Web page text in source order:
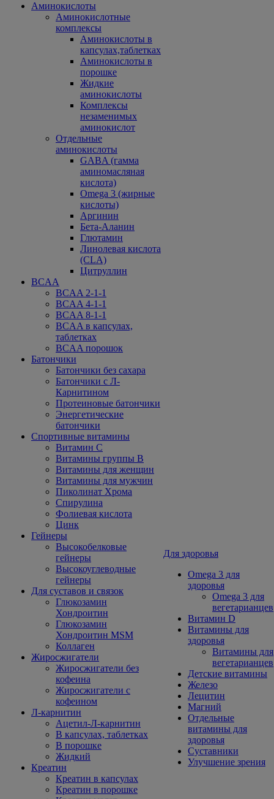
Аминокислоты
Аминокислотные
комплексы
Аминокислоты в
капсулах,таблетках
Аминокислоты в
порошке
Жидкие
аминокислоты
Комплексы
незаменимых
аминокислот
Отдельные
аминокислоты
GABA (гамма
аминомасляная
кислота)
Omega 3 (жирные
кислоты)
Аргинин
Бета-Аланин
Глютамин
Линолевая кислота
(CLA)
Цитруллин
BCAA
BCAA 2-1-1
BCAA 4-1-1
BCAA 8-1-1
BCAA в капсулах,
таблетках
BCAA порошок
Батончики
Батончики без сахара
Батончики с Л-
Карнитином
Протеиновые батончики
Энергетические
батончики
Спортивные витамины
Витамин С
Витамины группы В
Витамины для женщин
Витамины для мужчин
Пиколинат Хрома
Спирулина
Фолиевая кислота
Цинк
Гейнеры
Высокобелковые
гейнеры
Высокоуглеводные
гейнеры
Для суставов и связок
Глюкозамин
Хондроитин
Глюкозамин
Хондроитин MSM
Коллаген
Жиросжигатели
Жиросжигатели без
кофеина
Жиросжигатели с
кофеином
Л-карнитин
Ацетил-Л-карнитин
В капсулах, таблетках
В порошке
Жидкий
Креатин
Креатин в капсулах
Креатин в порошке
Для здоровья
Omega 3 для
здоровья
Omega 3 для
вегетарианцев
Витамин D
Витамины для
здоровья
Витамины для
вегетарианцев
Детские витамины
Железо
Лецитин
Магний
Отдельные
витамины для
здоровья
Суставники
Улучшение зрения